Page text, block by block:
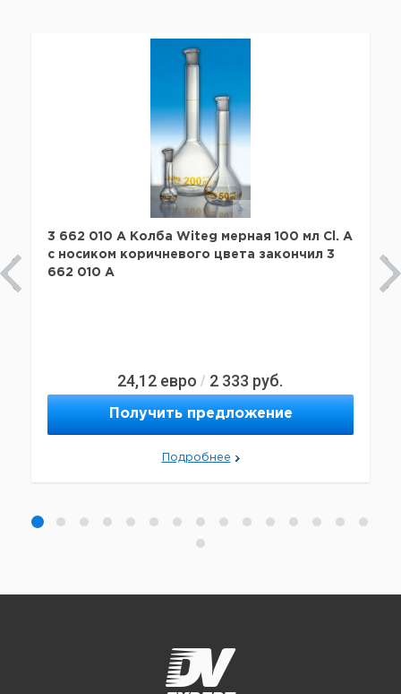
3 662 010 A Колба Witeg мерная 100 мл Cl. А
с носиком коричневого цвета закончил 3
662 010 A
24,12 евро / 2 333 руб.
Получить предложение
Подробнее